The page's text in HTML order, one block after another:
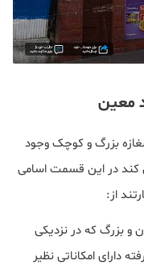
معین
بزرگ و کوچک وجود
کند در این قسمت اسامی
از:
و بزرگ که در نزدیکی
دارای امکاناتی نظیر